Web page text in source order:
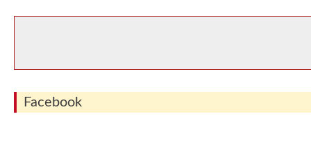
Facebook